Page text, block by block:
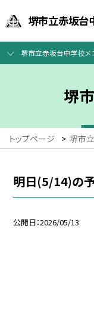
堺市立赤坂台
堺市立赤坂台中学校メ
堺
トップページ > 堺市
明日(5/14)の
公開日 2026/05/13